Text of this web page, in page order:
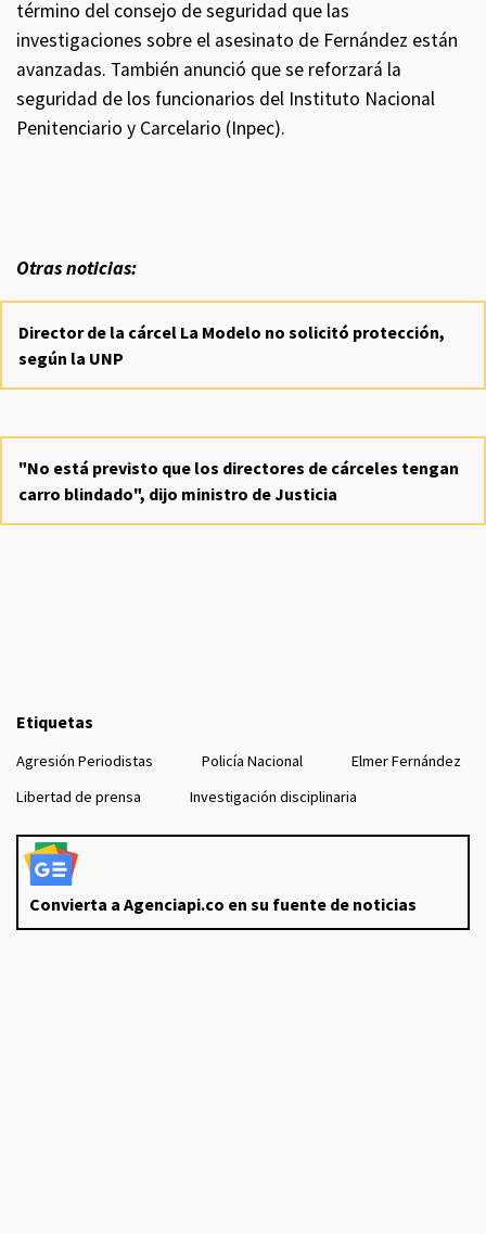
término del consejo de seguridad que las
investigaciones sobre el asesinato de Fernández están
avanzadas. También anunció que se reforzará la
seguridad de los funcionarios del Instituto Nacional
Penitenciario y Carcelario (Inpec).
Otras noticias:
Director de la cárcel La Modelo no solicitó protección,
según la UNP
"No está previsto que los directores de cárceles tengan
carro blindado", dijo ministro de Justicia
Etiquetas
Agresión Periodistas Policía Nacional
Elmer Fernández
Libertad de prensa
Investigación disciplinaria
Convierta a Agenciapi.co en su fuente de noticias